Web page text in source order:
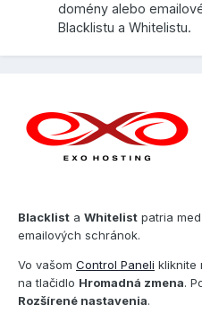
domény alebo
Blacklistu a Whitelistu.
Blacklist a Whitelist patria
emailových schránok.
Vo vašom Control Paneli kliknite
na tlačidlo Hromadná zmena.
Rozšírené nastavenia.